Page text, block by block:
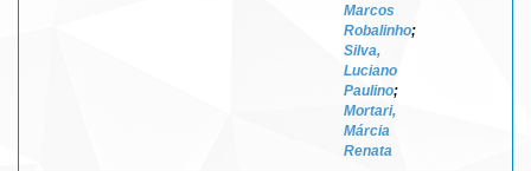
Marcos
Robalinho;
Silva,
Luciano
Paulino;
Mortari,
Márcia
Renata